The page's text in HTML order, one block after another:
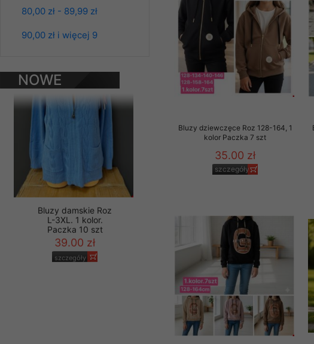
80,00 zł - 89,99 zł
90,00 zł i więcej 9
NOWE
PRODUKTY
Bluzy damskie Roz
Paczka 10 szt
Bluzy damskie Roz
L-3XL. 1 kolor.
Bluzy dziewczęce Roz 128-164, 1
kolor Paczka 7 szt
35.00 zł
szczegóły
Materiały reklamowo -
szczególności newslettera
zawierającego akceptację na
naszym Sklepie. Materiały te
Wszelkie pytania, wnioski i
osobowych prosimy zgłaszać na